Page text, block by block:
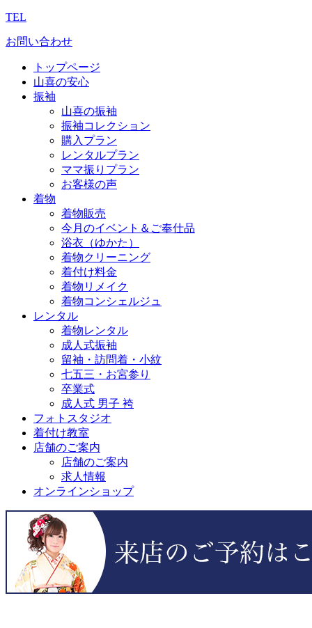
TEL
お問い合わせ
トップページ
山喜の安心
振袖
山喜の振袖
振袖コレクション
購入プラン
レンタルプラン
ママ振りプラン
お客様の声
着物
着物販売
今月のイベント＆ご奉仕品
浴衣（ゆかた）
着物クリーニング
着付け料金
着物リメイク
着物コンシェルジュ
レンタル
着物レンタル
成人式振袖
留袖・訪問着・小紋
七五三・お宮参り
卒業式
成人式 男子 袴
フォトスタジオ
着付け教室
店舗のご案内
店舗のご案内
求人情報
オンラインショップ